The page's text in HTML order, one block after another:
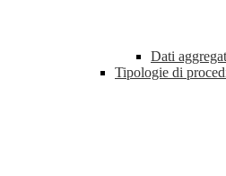
Dati
Tipologie di